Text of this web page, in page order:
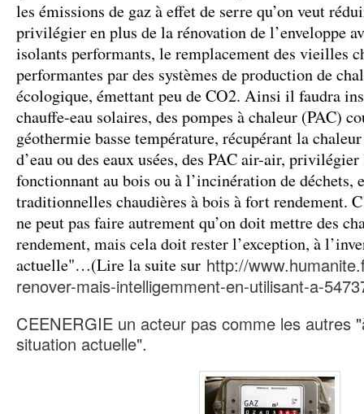
les émissions de gaz à effet de serre qu’on veut
privilégier en plus de la rénovation de l’enveloppe
isolants performants, le remplacement des vieilles
performantes par des systèmes de production de
écologique, émettant peu de CO2. Ainsi il faudra
chauffe-eau solaires, des pompes à chaleur (PAC)
géothermie basse température, récupérant la
d’eau ou des eaux usées, des PAC air-air,
fonctionnant au bois ou à l’incinération de déchets,
traditionnelles chaudières à bois à fort rendement.
ne peut pas faire autrement qu’on doit mettre des
rendement, mais cela doit rester l’exception, à
actuelle"…(Lire la suite sur http://
renover-mais-intelligemment-en-utilisant-a-
CEENERGIE un acteur pas comme les autres
situation actuelle".